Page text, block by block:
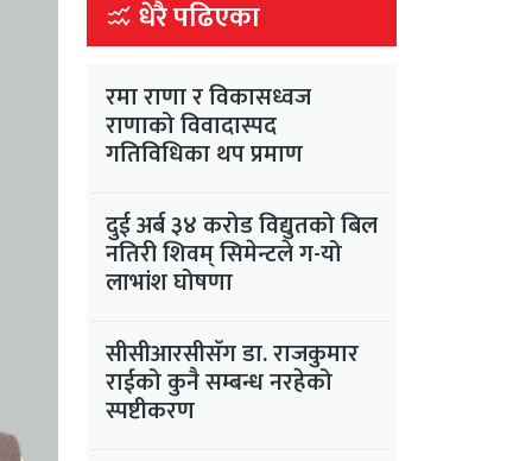
धेरै पढिएका
रमा राणा र विकासध्वज
राणाको विवादास्पद
गतिविधिका थप प्रमाण
दुई अर्ब ३४ करोड विद्युतको बिल
नतिरी शिवम् सिमेन्टले ग-यो
लाभांश घोषणा
सीसीआरसीसँग डा. राजकुमार
राईको कुनै सम्बन्ध नरहेको
स्पष्टीकरण